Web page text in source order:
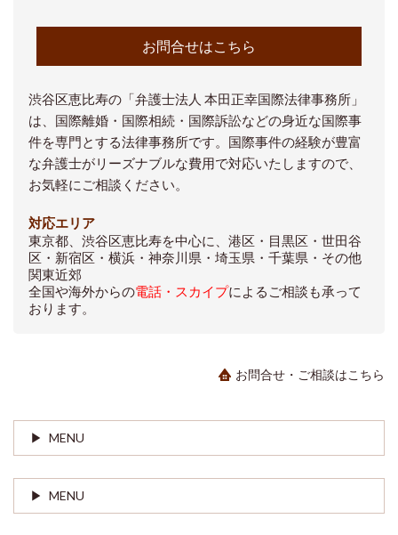
お問合せはこちら
渋谷区恵比寿の「弁護士法人 本田正幸国際法律事務所」
は、国際離婚・国際相続・国際訴訟などの身近な国際事
件を専門とする法律事務所です。国際事件の経験が豊富
な弁護士がリーズナブルな費用で対応いたしますので、
お気軽にご相談ください。
対応エリア
東京都、渋谷区恵比寿を中心に、港区・目黒区・世田谷
区・新宿区・横浜・神奈川県・埼玉県・千葉県・その他
関東近郊
全国や海外からの電話・スカイプによるご相談も承って
おります。
お問合せ・ご相談はこちら
MENU
MENU